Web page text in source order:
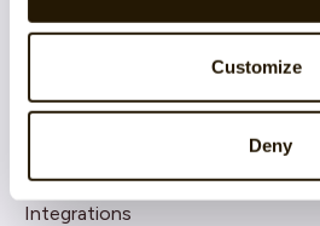
Customize
Deny
Application Management Services
Integrations